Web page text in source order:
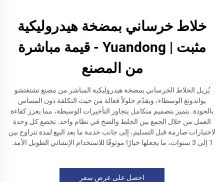
خلاط خرساني بمضخة هيدروليكية
مثبت | Yuandong - قيمة مباشرة
من المصنع
يُزيل الخلاط الخرساني بمضخة هيدروليكية المباشر من مصنع تشنغتشو
يواندونغ الوسطاء، ويقدّم حلولاً فعالة من حيث التكلفة دون المساس
بالجودة. يتميز بتصميم متكامل يتجاوز التأخيرات الوسيطة، مما يعزز كفاءة
العمل من خلال الجمع بين الخلط والضخ في نظام واحد. تخضع كل وحدة
لاختبارات صارمة قبل التسليم، إلى جانب خدمة ما بعد البيع لمدة تتراوح بين
1 إلى 3 سنوات، ما يجعلها خيارًا موثوقًا للاستخدام الإنشائي الطويل الأمد.
احصل على عرض سعر